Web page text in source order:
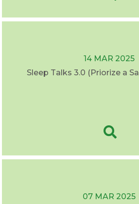
14 MAR 2025
Sleep Talks 3.0 (Priorize a
07 MAR 2025